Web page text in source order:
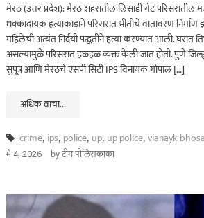
मेरठ (उत्तर प्रदेश): मेरठ शहरातील लिसाडी गेट
धक्कादायक हत्याकांडाने परिसरात भीतीचे वातावरण
महिलेची अत्यंत निर्दयी पद्धतीने हत्या करण्यात आली. घरात
असल्यामुळे परिसरात हळहळ व्यक्त केली जात होती. पुणे
सुपू्त्र आणि मेरठचे एसपी सिटी IPS विनायक गोपाल […]
अधिक वाचा...
crime, ips, police, up, up police,vianayk
मे 4, 2026 byटीम पोलिसकाका